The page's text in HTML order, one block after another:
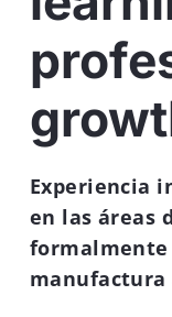
Experiencia
en las áreas
formalmente